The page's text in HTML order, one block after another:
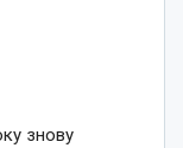
знову